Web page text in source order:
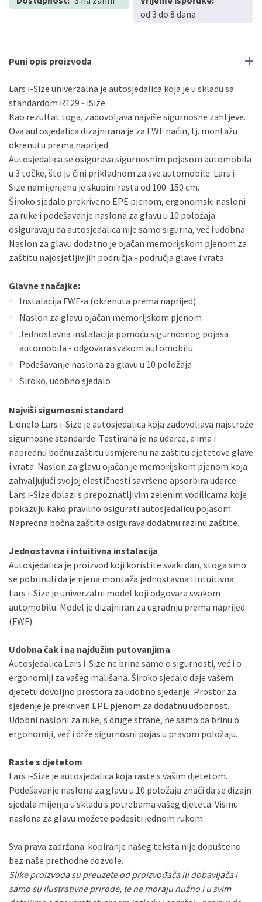
Visa Premium
Erste
Maestro do12rata
Erste
Sve banke Visa
Jednokratno
Sve banke
Master
Jednokratno
Sve banke
Maestro
ECC
Discover
od 3 do 8 dana
Puni opis proizvoda
Lars i-Size univerzalna je autosjedalica koja je u skladu sa
standardom R129 - iSize.
Kao rezultat toga, zadovoljava najviše sigurnosne zahtjeve.
Ova autosjedalica dizajnirana je za FWF način, tj. montažu
okrenutu prema naprijed.
Autosjedalica se osigurava sigurnosnim pojasom automobila
u 3 točke, što ju čini prikladnom za sve automobile. Lars i-
Size namijenjena je skupini rasta od 100-150 cm.
Široko sjedalo prekriveno EPE pjenom, ergonomski nasloni
za ruke i podešavanje naslona za glavu u 10 položaja
osiguravaju da autosjedalica nije samo sigurna, već i udobna.
Naslon za glavu dodatno je ojačan memorijskom pjenom za
zaštitu najosjetljivijih područja - područja glave i vrata.
Glavne značajke:
Instalacija FWF-a (okrenuta prema naprijed)
Naslon za glavu ojačan memorijskom pjenom
Jednostavna instalacija pomoću sigurnosnog pojasa
automobila - odgovara svakom automobilu
Podešavanje naslona za glavu u 10 položaja
Široko, udobno sjedalo
Najviši sigurnosni standard
Lionelo Lars i-Size je autosjedalica koja zadovoljava najstrože
sigurnosne standarde. Testirana je na udarce, a ima i
naprednu bočnu zaštitu usmjerenu na zaštitu djetetove glave
i vrata. Naslon za glavu ojačan je memorijskom pjenom koja
zahvaljujući svojoj elastičnosti savršeno apsorbira udarce.
Lars i-Size dolazi s prepoznatljivim zelenim vodilicama koje
pokazuju kako pravilno osigurati autosjedalicu pojasom.
Napredna bočna zaštita osigurava dodatnu razinu zaštite.
Jednostavna i intuitivna instalacija
Autosjedalica je proizvod koji koristite svaki dan, stoga smo
se pobrinuli da je njena montaža jednostavna i intuitivna.
Lars i-Size je univerzalni model koji odgovara svakom
automobilu. Model je dizajniran za ugradnju prema naprijed
(FWF).
Udobna čak i na najdužim putovanjima
Autosjedalica Lars i-Size ne brine samo o sigurnosti, već i o
ergonomiji za vašeg mališana. Široko sjedalo daje vašem
djetetu dovoljno prostora za udobno sjedenje. Prostor za
sjedenje je prekriven EPE pjenom za dodatnu udobnost.
Udobni nasloni za ruke, s druge strane, ne samo da brinu o
ergonomiji, već i drže sigurnosni pojas u pravom položaju.
Raste s djetetom
Lars i-Size je autosjedalica koja raste s vašim djetetom.
Podešavanje naslona za glavu u 10 položaja znači da se dizajn
sjedala mijenja u skladu s potrebama vašeg djeteta. Visinu
naslona za glavu možete podesiti jednom rukom.
Sva prava zadržana: kopiranje našeg teksta nije dopušteno
bez naše prethodne dozvole.
Slike proizvoda su preuzete od proizvođača ili dobavljača i
samo su ilustrativne prirode, te ne moraju nužno i u svim